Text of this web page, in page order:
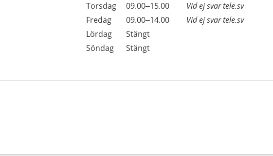
Torsdag
09.00–15.00
Vid ej svar tele.sv
Fredag
09.00–14.00
Vid ej svar tele.sv
Lördag
Stängt
Söndag
Stängt